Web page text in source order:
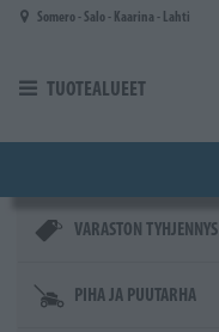
Siirry pääsisältöön
Somero - Salo - Kaarina - Lahti
TUOTEALUEET
VARASTON TYHJENNYS
PIHA JA PUUTARHA